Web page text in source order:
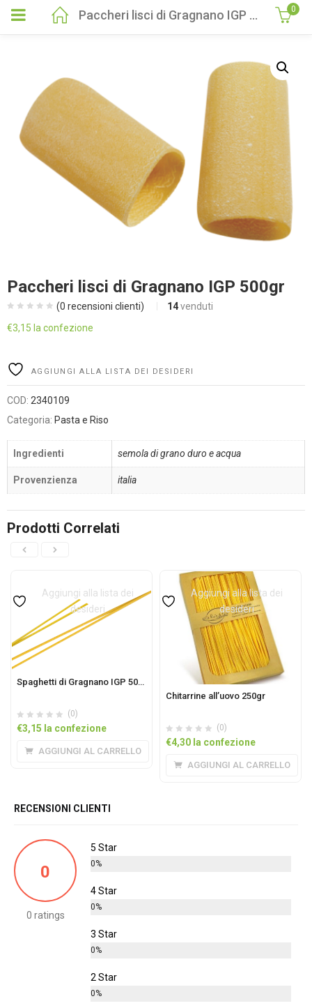
Paccheri lisci di Gragnano IGP 500gr 0
Paccheri lisci di Gragnano IGP 500gr
(0 recensioni clienti) 14 venduti
€3,15 la confezione
Alternative:
AGGIUNGI ALLA LISTA DEI DESIDERI
COD: 2340109
Categoria: Pasta e Riso
Ingredienti semola di grano duro e acqua
Provenzienza italia
Prodotti Correlati
Aggiungi alla lista dei
desideri
Spaghetti di Gragnano IGP 500gr
(0)
€3,15 la confezione
AGGIUNGI AL CARRELLO
Aggiungi alla lista dei
desideri
Chitarrine all’uovo 250gr
(0)
€4,30 la confezione
AGGIUNGI AL CARRELLO
RECENSIONI CLIENTI
0
0 ratings
5 Star
0%
4 Star
0%
3 Star
0%
2 Star
0%